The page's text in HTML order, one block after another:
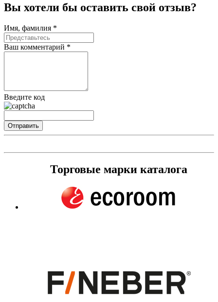
Вы хотели бы оставить свой отзыв?
Имя, фамилия *
Ваш комментарий *
Введите код
Торговые марки каталога